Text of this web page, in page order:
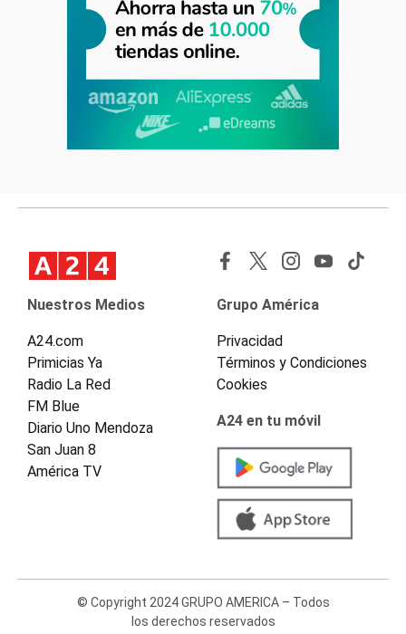
Nuestros Medios
A24.com
Primicias Ya
Radio La Red
FM Blue
Diario Uno Mendoza
San Juan 8
América TV
Grupo América
Privacidad
Términos y Condiciones
Cookies
A24 en tu móvil
© Copyright 2024 GRUPO AMERICA – Todos
los derechos reservados